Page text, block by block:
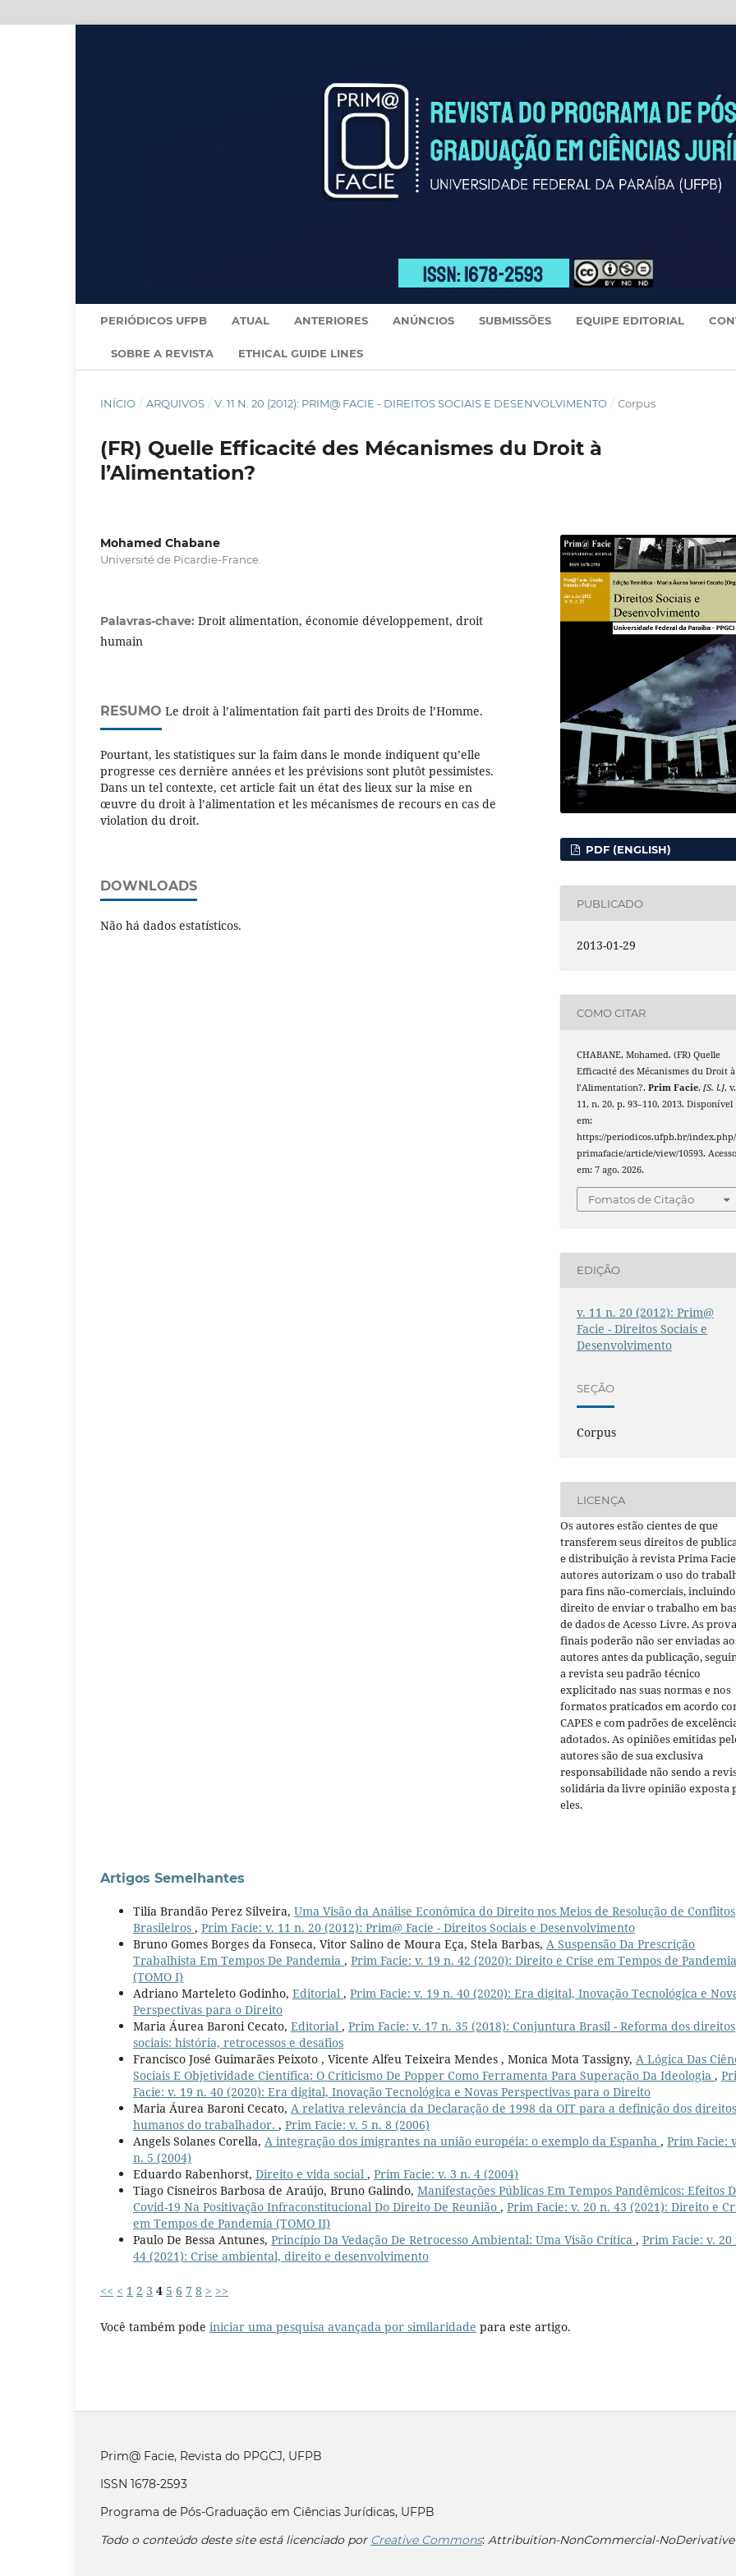
PERIÓDICOS UFPB ATUAL ANTERIORES ANÚNCIOS SUBMISSÕES EQUIPE EDITORIAL
SOBRE A REVISTA ETHICAL GUIDE LINES
INÍCIO / ARQUIVOS / V. 11 N. 20 (2012): PRIM@ FACIE - DIREITOS SOCIAIS E DESENVOLVIMENTO / Corpus
(FR) Quelle Efficacité des Mécanismes du Droit à
l’Alimentation?
Mohamed Chabane
Université de Picardie-France.
Palavras-chave: Droit alimentation, économie développement, droit
humain
RESUMO Le droit à l’alimentation fait parti des Droits de l’Homme.
Pourtant, les statistiques sur la faim dans le monde indiquent qu’elle
progresse ces dernière années et les prévisions sont plutôt pessimistes.
Dans un tel contexte, cet article fait un état des lieux sur la mise en
œuvre du droit à l’alimentation et les mécanismes de recours en cas de
violation du droit.
DOWNLOADS
Não há dados estatísticos.
PDF (ENGLISH)
PUBLICADO
2013-01-29
COMO CITAR
CHABANE, Mohamed. (FR) Quelle
Efficacité des Mécanismes du Droit à
l’Alimentation?.Prim Facie,[S. l.], v.
11, n. 20, p. 93–110, 2013. Disponível
em:
https://periodicos.ufpb.br/index.php/
primafacie/article/view/10593.
em: 7 ago. 2026.
Fomatos de Citação
EDIÇÃO
v. 11 n. 20 (2012): Prim@
Facie - Direitos Sociais e
Desenvolvimento
SEÇÃO
Corpus
LICENÇA
Os autores estão cientes de que
transferem seus direitos de
e distribuição à revista Prima
autores autorizam o uso do
para fins não-comerciais, incluindo
direito de enviar o trabalho em
de dados de Acesso Livre. As
finais poderão não ser enviadas
autores antes da publicação,
a revista seu padrão técnico
explicitado nas suas normas e nos
formatos praticados em acordo
CAPES e com padrões de
adotados. As opiniões emitidas
autores são de sua exclusiva
responsabilidade não sendo a
solidária da livre opinião exposta
eles.
Artigos Semelhantes
Tilia Brandão Perez Silveira, Uma Visão da Análise Econômica do Direito nos Meios de Resolução de Conflitos
Brasileiros , Prim Facie: v. 11 n. 20 (2012): Prim@ Facie - Direitos Sociais e Desenvolvimento
Bruno Gomes Borges da Fonseca, Vitor Salino de Moura Eça, Stela Barbas, A Suspensão Da Prescrição
Trabalhista Em Tempos De Pandemia , Prim Facie: v. 19 n. 42 (2020): Direito e Crise em Tempos de Pandemia
(TOMO I)
Adriano Marteleto Godinho, Editorial , Prim Facie: v. 19 n. 40 (2020): Era digital, Inovação Tecnológica e
Perspectivas para o Direito
Maria Áurea Baroni Cecato, Editorial , Prim Facie: v. 17 n. 35 (2018): Conjuntura Brasil - Reforma dos direitos
sociais: história, retrocessos e desafios
Francisco José Guimarães Peixoto , Vicente Alfeu Teixeira Mendes , Monica Mota Tassigny, A Lógica Das
Sociais E Objetividade Científica: O Criticismo De Popper Como Ferramenta Para Superação Da Ideologia ,
Facie: v. 19 n. 40 (2020): Era digital, Inovação Tecnológica e Novas Perspectivas para o Direito
Maria Áurea Baroni Cecato, A relativa relevância da Declaração de 1998 da OIT para a definição dos direitos
humanos do trabalhador. , Prim Facie: v. 5 n. 8 (2006)
Angels Solanes Corella, A integração dos imigrantes na união européia: o exemplo da Espanha , Prim Facie:
n. 5 (2004)
Eduardo Rabenhorst, Direito e vida social , Prim Facie: v. 3 n. 4 (2004)
Tiago Cisneiros Barbosa de Araújo, Bruno Galindo, Manifestações Públicas Em Tempos Pandêmicos: Efeitos
Covid-19 Na Positivação Infraconstitucional Do Direito De Reunião , Prim Facie: v. 20 n. 43 (2021): Direito e
em Tempos de Pandemia (TOMO II)
Paulo De Bessa Antunes, Princípio Da Vedação De Retrocesso Ambiental: Uma Visão Crítica , Prim Facie: v. 20
44 (2021): Crise ambiental, direito e desenvolvimento
<< < 1 2 3 4 5 6 7 8 > >>
Você também pode iniciar uma pesquisa avançada por similaridade para este artigo.
Prim@ Facie, Revista do PPGCJ, UFPB
ISSN 1678-2593
Programa de Pós-Graduação em Ciências Jurídicas, UFPB
Todo o conteúdo deste site está licenciado por Creative Commons: Attribuition-NonCommercial-NoDerivative